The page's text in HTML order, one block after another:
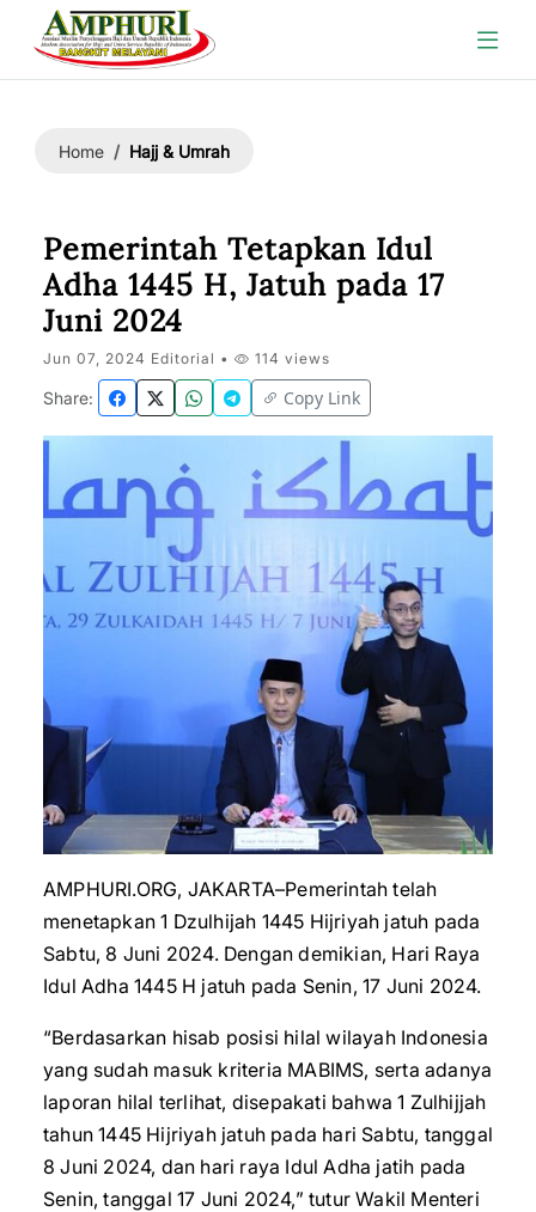
Home Hajj & Umrah
Pemerintah Tetapkan Idul
Adha 1445 H, Jatuh pada 17
Juni 2024
Jun 07, 2024 Editorial • 114 views
Share: Copy Link
AMPHURI.ORG, JAKARTA–Pemerintah telah
menetapkan 1 Dzulhijah 1445 Hijriyah jatuh pada
Sabtu, 8 Juni 2024. Dengan demikian, Hari Raya
Idul Adha 1445 H jatuh pada Senin, 17 Juni 2024.
“Berdasarkan hisab posisi hilal wilayah Indonesia
yang sudah masuk kriteria MABIMS, serta adanya
laporan hilal terlihat, disepakati bahwa 1 Zulhijjah
tahun 1445 Hijriyah jatuh pada hari Sabtu, tanggal
8 Juni 2024, dan hari raya Idul Adha jatih pada
Senin, tanggal 17 Juni 2024,” tutur Wakil Menteri